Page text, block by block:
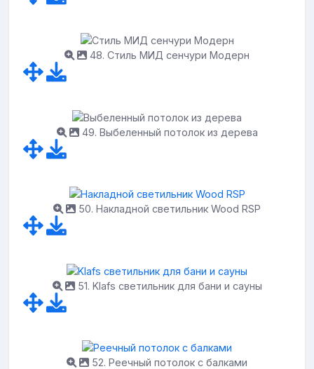
48. Стиль МИД сенчури Модерн
49. Выбеленный потолок из дерева
50. Накладной светильник Wood RSP
51. Klafs светильник для бани и сауны
52. Реечный потолок с балками